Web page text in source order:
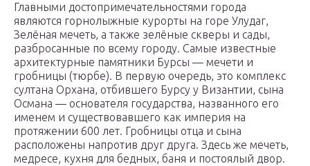
Главными достопримечательностями города
являются горнолыжные курорты на горе Улудаг,
Зелёная мечеть, а также зелёные скверы и сады,
разбросанные по всему городу. Cамые известные
архитектурные памятники Бурсы — мечети и
гробницы (тюрбе). В первую очередь, это комплекс
султана Орхана, отбившего Бурсу у Византии, сына
Османа — основателя государства, названного его
именем и существовавшего как империя на
протяжении 600 лет. Гробницы отца и сына
расположены напротив друг друга. Здесь же мечеть,
медресе, кухня для бедных, баня и постоялый двор.